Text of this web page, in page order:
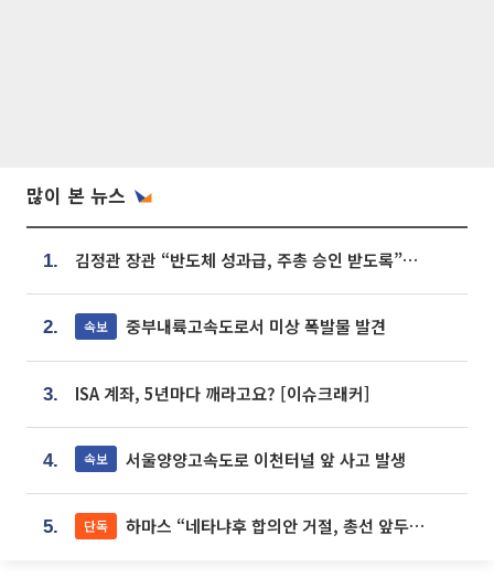
많이 본 뉴스
1. 김정관 장관 “반도체 성과급, 주총 승인 받도록”…상법·자본시장법 개정 시사
2. 속보 중부내륙고속도로서 미상 폭발물 발견
3. ISA 계좌, 5년마다 깨라고요? [이슈크래커]
4. 속보 서울양양고속도로 이천터널 앞 사고 발생
5. 단독 하마스 “네타냐후 합의안 거절, 총선 앞두고 시간 끌기”